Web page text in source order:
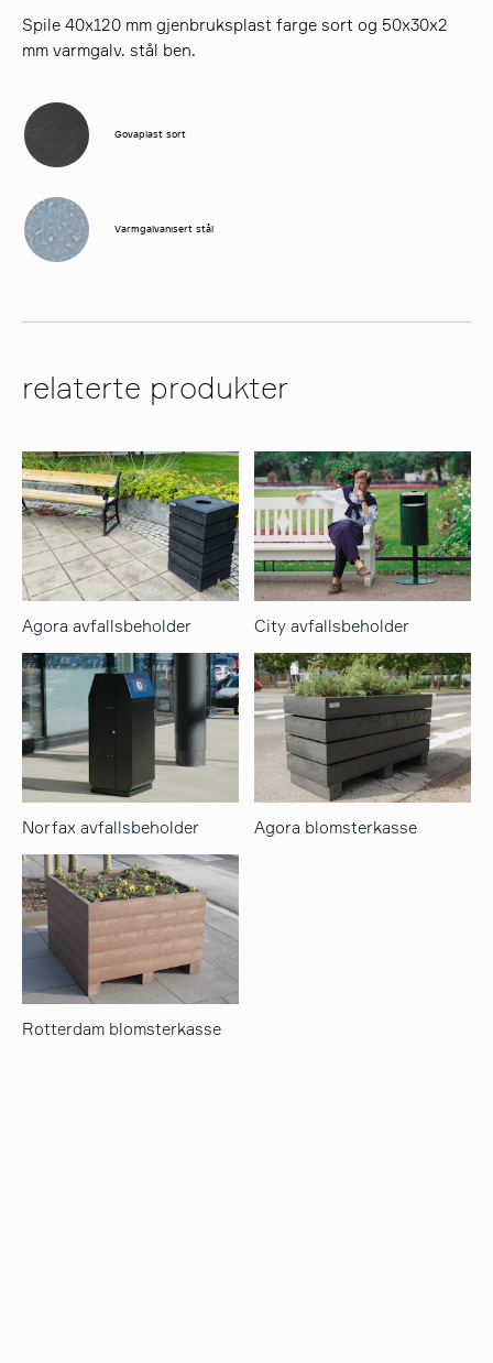
Spile 40x120 mm gjenbruksplast farge sort og 50x30x2
mm varmgalv. stål ben.
Govaplast sort
Varmgalvanisert stål
relaterte produkter
Agora avfallsbeholder City avfallsbeholder
Norfax avfallsbeholder Agora blomsterkasse
Rotterdam blomsterkasse